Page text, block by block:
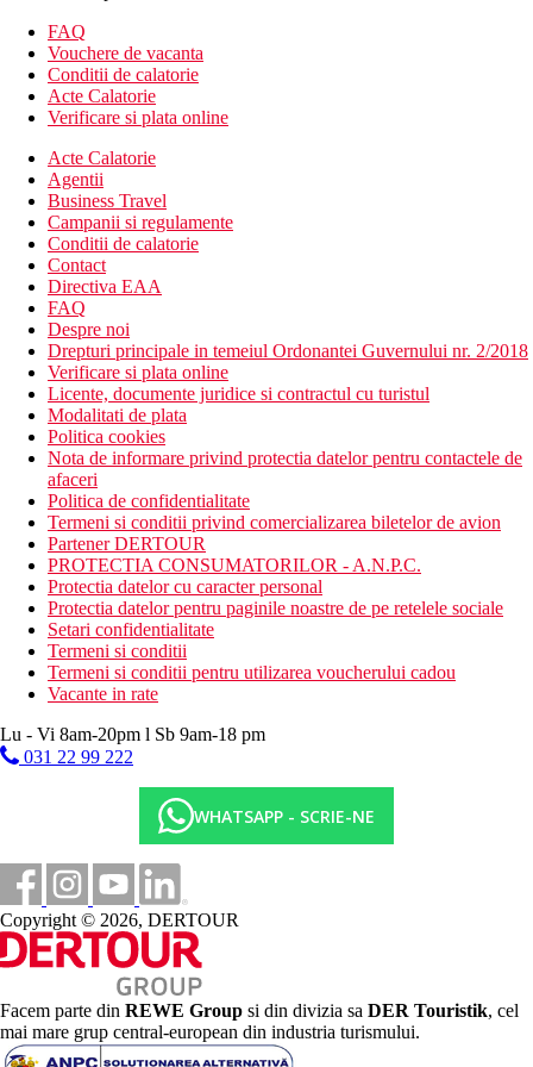
Divertisment
Divertisment ocazional de seara si muzica live.
Mese
Mic dejun
Bufet mic dejun
Demipensiune
Mic dejun si cina tip bufet
Pentru cina este necesara tinuta formala
Pensiune completa
Mic dejun, pranz si cina tip bufet
Pentru cina este necesara tinuta formala
Plaja
Playa de Fanabe, o plaja cu nisip usor, cu o intrare treptata in
mare, separata doar de o promenada de coasta pentru pietoni,
sezlonguri si umbrele contra cost.
Activitati sportive
Gratuit: fitness, tenis de masa, darts, antrenament de golf.
Contra cost: tenis.
Copii
Piscina pentru copii (optiune de aer conditionat/incalzire), sala
Carduri
VISA, EC/MC, AMEX, Diners Club.
https://www.adrianhoteles.com
Handicap
La cerere DR adaptat pentru clienti cu dizabilitati.
Centru spa hotelier Aequor Spa
Intrare de la 16 ani
Contra cost: jacuzzi, aburi, sauna, piscina racoritoare,
FAQ
Vouchere de vacanta
Conditii de calatorie
Acte Calatorie
Verificare si plata online
Acte Calatorie
Agentii
Business Travel
Campanii si regulamente
Conditii de calatorie
Contact
Directiva EAA
FAQ
Despre noi
Drepturi principale in temeiul Ordonantei Guvernului nr. 2/2018
Verificare si plata online
Licente, documente juridice si contractul cu turistul
Modalitati de plata
Politica cookies
Nota de informare privind protectia datelor pentru contactele de
afaceri
Politica de confidentialitate
Termeni si conditii privind comercializarea biletelor de avion
Partener DERTOUR
PROTECTIA CONSUMATORILOR - A.N.P.C.
Protectia datelor cu caracter personal
Protectia datelor pentru paginile noastre de pe retelele sociale
Setari confidentialitate
Termeni si conditii
Termeni si conditii pentru utilizarea voucherului cadou
Vacante in rate
Lu - Vi 8am-20pm l Sb 9am-18 pm
031 22 99 222
WHATSAPP - SCRIE-NE
Copyright © 2026, DERTOUR
Facem parte din REWE Group si din divizia sa DER Touristik, cel
mai mare grup central-european din industria turismului.